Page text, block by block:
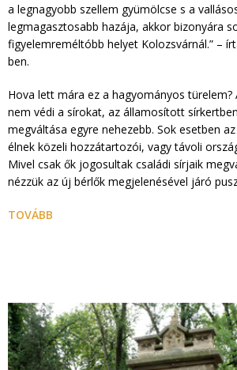
a legnagyobb szellem gyümölcse s a
legmagasztosabb hazája, akkor bizonyára
figyelemreméltóbb helyet Kolozsvárnál.” –
ben.
Hova lett mára ez a hagyományos
nem védi a sírokat, az államosított
megváltása egyre nehezebb. Sok esetben
élnek közeli hozzátartozói, vagy távoli
Mivel csak ők jogosultak családi sírjaik
nézzük az új bérlők megjelenésével járó
TOVÁBB